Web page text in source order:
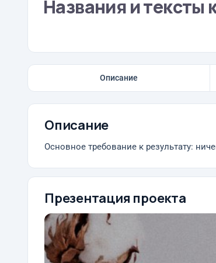
Названия и
Описание
Описание
Основное требование к результату:
Презентация проекта